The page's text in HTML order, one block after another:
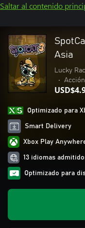
Saltar al contenido
Asia
Lucky
•
Optimizado para
Smart Delivery
Xbox Play
13 idiomas
Optimizado para